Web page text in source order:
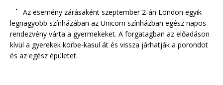
Az esemény zárásaként szeptember 2-án London egyik
legnagyobb színházában az Unicorn színházban egész napos
rendezvény várta a gyermekeket. A forgatagban az előadáson
kívül a gyerekek körbe-kasul át és vissza járhatják a porondot
és az egész épületet.